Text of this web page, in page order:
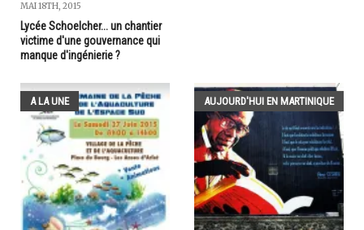
MAI 18TH, 2015
Lycée Schoelcher... un chantier
victime d'une gouvernance qui
manque d'ingénierie ?
A LA UNE AUJOURD'HUI EN MARTINIQUE